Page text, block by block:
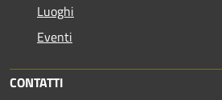
Luoghi
Eventi
CONTATTI